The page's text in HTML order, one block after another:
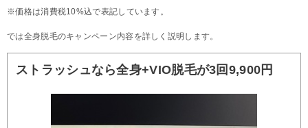
※価格は消費税10%込で表記しています。
では全身脱毛のキャンペーン内容を詳しく説明します。
ストラッシュなら全身+VIO脱毛が3回9,900円